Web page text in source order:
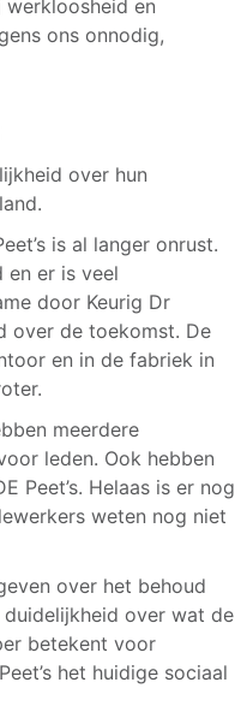
werkloosheid en
ons onnodig,
over hun
is al langer onrust.
en er is veel
door Keurig Dr
over de toekomst. De
en in de fabriek in
meerdere
leden. Ook hebben
Peet’s. Helaas is er nog
weten nog niet
over het behoud
over wat de
betekent voor
het huidige sociaal